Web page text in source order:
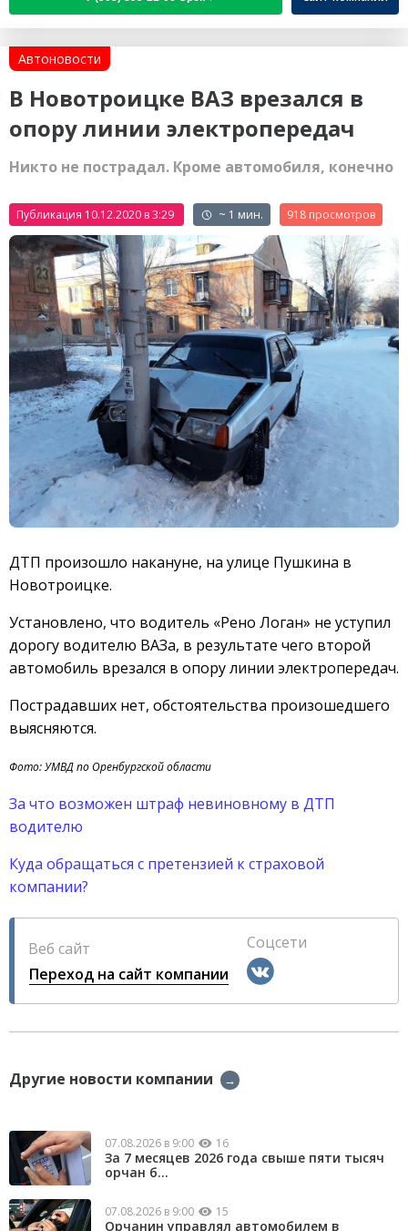
Автоновости
В Новотроицке ВАЗ врезался в
опору линии электропередач
Никто не пострадал. Кроме автомобиля, конечно
Публикация 10.12.2020 в 3:29 ~ 1 мин. 918
ДТП произошло накануне, на улице Пушкина в
Новотроицке.
Установлено, что водитель «Рено Логан» не уступил
дорогу водителю ВАЗа, в результате чего второй
автомобиль врезался в опору линии электропередач.
Пострадавших нет, обстоятельства произошедшего
выясняются.
Фото: УМВД по Оренбургской области
За что возможен штраф невиновному в ДТП
водителю
Куда обращаться с претензией к страховой
компании?
Веб сайт
Переход на сайт компании
Соцсети
Другие новости компании →
07.08.2026 в 9:00 16
За 7 месяцев 2026 года свыше пяти тысяч
орчан б...
07.08.2026 в 9:00 15
Орчанин управлял автомобилем в